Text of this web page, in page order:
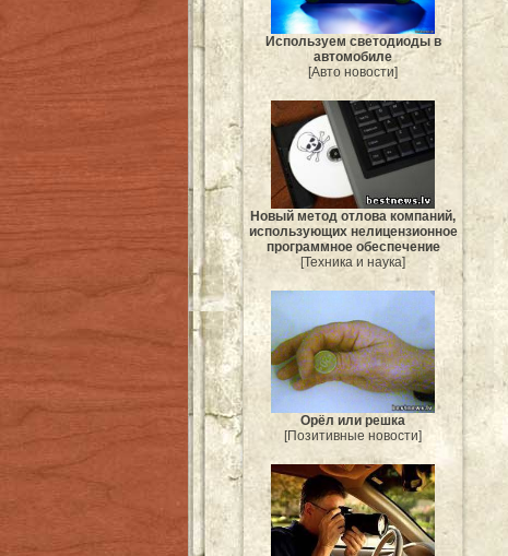
Используем светодиоды в
автомобиле
[Авто новости]
Новый метод отлова компаний,
использующих нелицензионное
программное обеспечение
[Техника и наука]
Орёл или решка
[Позитивные новости]